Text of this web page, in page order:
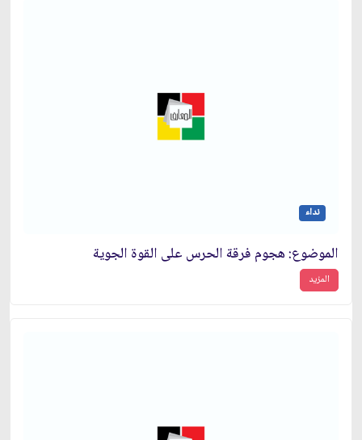
نداء
الموضوع: هجوم فرقة الحرس على القوة الجوية
المزيد